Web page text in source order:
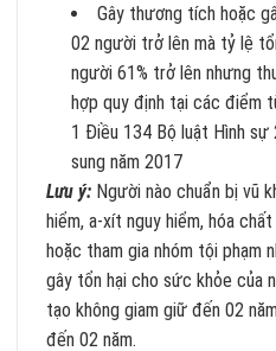
Gây thương tích hoặc
02 người trở lên mà tỷ lệ
người 61% trở lên nhưng
hợp quy định tại các điểm
1 Điều 134 Bộ luật Hình
sung năm 2017
Lưu ý: Người nào chuẩn bị vũ
hiểm, a-xít nguy hiểm, hóa
hoặc tham gia nhóm tội phạm
gây tổn hại cho sức khỏe của
tạo không giam giữ đến 02
đến 02 năm.